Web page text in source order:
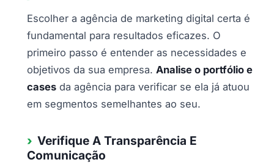
Escolher a agência de marketing digital certa é
fundamental para resultados eficazes. O
primeiro passo é entender as necessidades e
objetivos da sua empresa. Analise o portfólio e
cases da agência para verificar se ela já atuou
em segmentos semelhantes ao seu.
Verifique A Transparência E
Comunicação